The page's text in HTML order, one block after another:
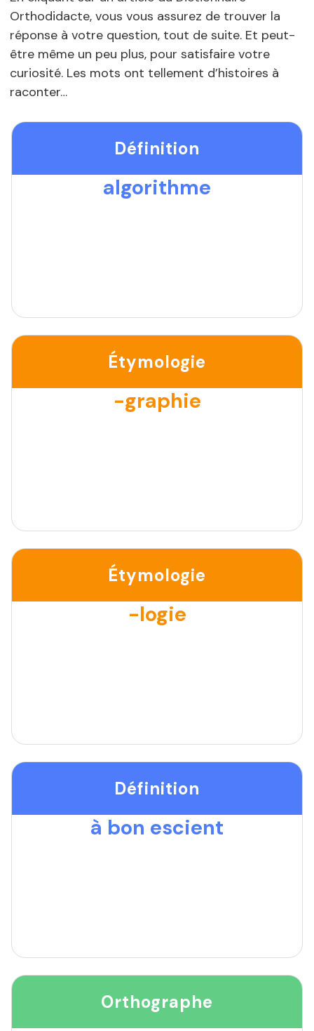
Orthodidacte, vous vous assurez de trouver la
réponse à votre question, tout de suite. Et peut-
être même un peu plus, pour satisfaire votre
curiosité. Les mots ont tellement d’histoires à
raconter…
Définition
algorithme
Étymologie
-graphie
Étymologie
-logie
Définition
à bon escient
Orthographe